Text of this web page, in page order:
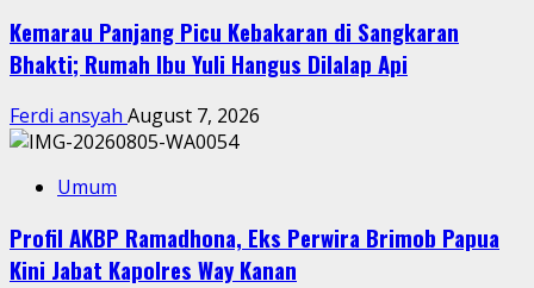
Kemarau Panjang Picu Kebakaran di Sangkaran
Bhakti; Rumah Ibu Yuli Hangus Dilalap Api
Ferdi ansyah August 7, 2026
Umum
Profil AKBP Ramadhona, Eks Perwira Brimob Papua
Kini Jabat Kapolres Way Kanan